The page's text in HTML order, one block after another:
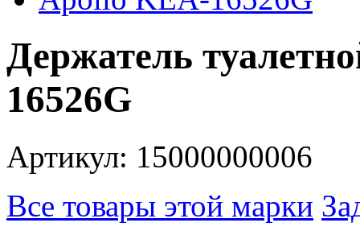
Держатель
16526G
Артикул: 15000000006
Все товары этой марки